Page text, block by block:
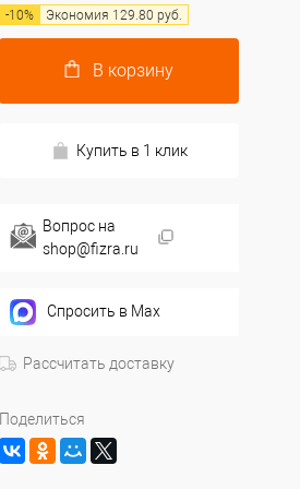
-10% Экономия 129.80 руб.
В корзину
Купить в 1 клик
Вопрос на
shop@fizra.ru
Спросить в Max
Рассчитать доставку
Поделиться